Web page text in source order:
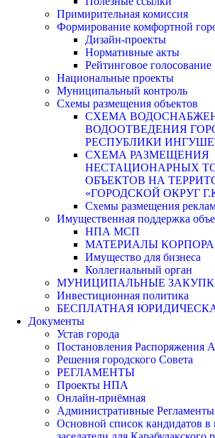
Примирительная комиссия
Формирование комфортной
Дизайн-проекты
Нормативные акты
Рейтинговое голосование
Национальные проекты
Муниципальный контроль
Схемы размещения объектов
СХЕМА
ВОДООТВЕДЕНИЯ
РЕСПУБЛИКИ
СХЕМА РАЗМЕЩЕНИЯ
НЕСТАЦИОНАРНЫХ
ОБЪЕКТОВ НА
«ГОРОДСКОЙ ОКРУГ
Схемы размещения
Имущественная поддержка
НПА МСП
МАТЕРИАЛЫ
Имущество для бизнеса
Коллегиальный орган
МУНИЦИПАЛЬНЫЕ
Инвестиционная политика
БЕСПЛАТНАЯ
Документы
Устав города
Постановления Распоряжения
Решения городского Совета
РЕГЛАМЕНТЫ
Проекты НПА
Онлайн-приёмная
Административные Регламенты
Основной список кандидатов